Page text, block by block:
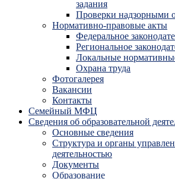
задания
Проверки надзорными
Нормативно-правовые акты
Федеральное
Региональное
Локальные
Охрана труда
Фотогалерея
Вакансии
Контакты
Семейный МФЦ
Сведения об образовательной
Основные сведения
Структура и органы
деятельностью
Документы
Образование